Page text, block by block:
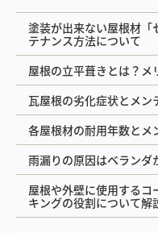
塗装が出来ない屋根材「
テナンス方法について
屋根の立平葺きとは？メ
瓦屋根の劣化症状とメ
各屋根材の耐用年数とメ
雨漏りの原因はベランダ
屋根や外壁に使用する
キングの役割について解